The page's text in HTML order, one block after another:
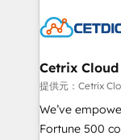
competitive
Impact Award
Award 🏆2020
Integrations
Marketing
2018 Website
Cetrix Cloud
提供元：Cetrix
We’ve
Fortune 500